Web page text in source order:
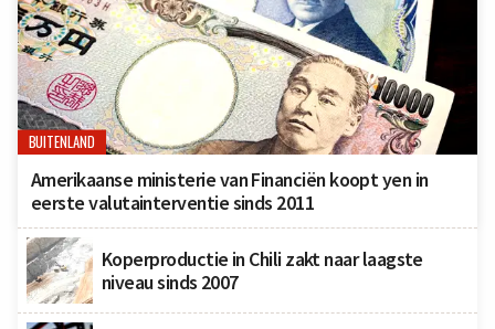
BUITENLAND
Amerikaanse ministerie van Financiën koopt yen in
eerste valutainterventie sinds 2011
Koperproductie in Chili zakt naar laagste
niveau sinds 2007